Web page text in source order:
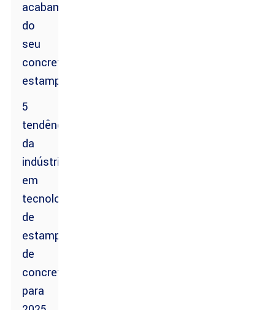
acabamento
do
seu
concreto
estampado
5
tendências
da
indústria
em
tecnologia
de
estampagem
de
concreto
para